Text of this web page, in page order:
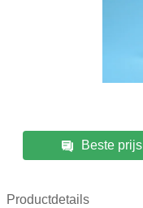
Beste prijs
Productdetails